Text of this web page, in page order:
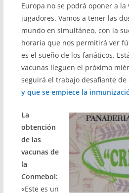
Europa no se podrá oponer a
jugadores. Vamos a tener las
mundo en simultáneo, con la
horaria que nos permitirá ver
es el sueño de los fanáticos.
vacunas lleguen el próximo
seguirá el trabajo desafiante de
y que se empiece la
La
obtención
de las
vacunas de
la
Conmebol:
«Este es un